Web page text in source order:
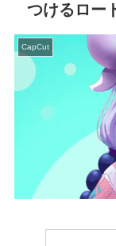
つけるロー
CapCut